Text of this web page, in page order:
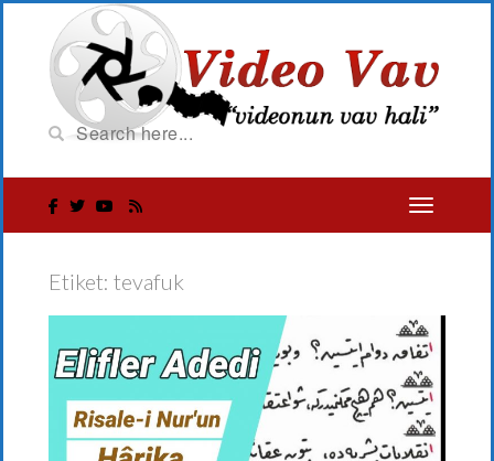
Etiket: tevafuk